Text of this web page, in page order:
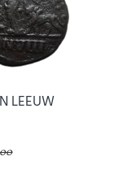
LEEUW